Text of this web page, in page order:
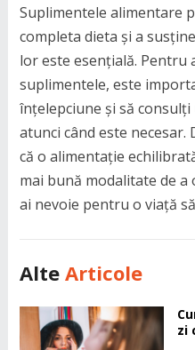
Suplimentele alimentare
completa dieta și a
lor este esențială. Pentru
suplimentele, este
înțelepciune și să
atunci când este necesar.
că o alimentație
mai bună modalitate de
ai nevoie pentru o viață
Alte Articole
zi